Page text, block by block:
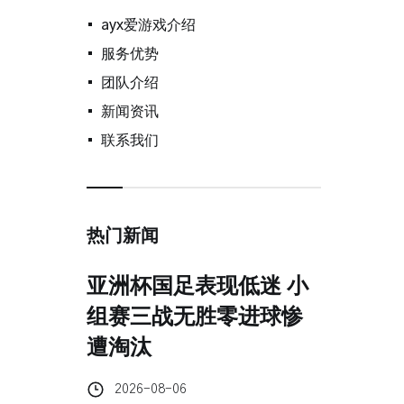
ayx爱游戏介绍
服务优势
团队介绍
新闻资讯
联系我们
热门新闻
亚洲杯国足表现低迷 小
组赛三战无胜零进球惨
遭淘汰
2026-08-06